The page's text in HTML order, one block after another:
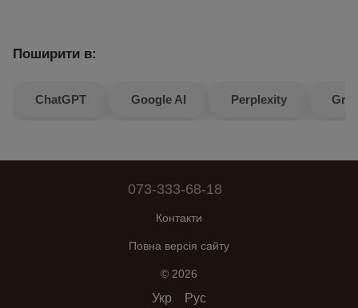
Поширити в:
ChatGPT Google AI Perplexity
073-333-68-18
Контакти
Повна версія сайту
© 2026
Укр Рус